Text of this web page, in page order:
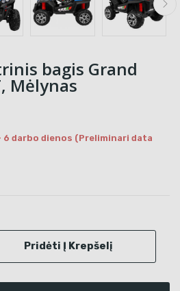
bagis Grand
Mėlynas
darbo dienos (Preliminari data
Pridėti Į Krepšelį